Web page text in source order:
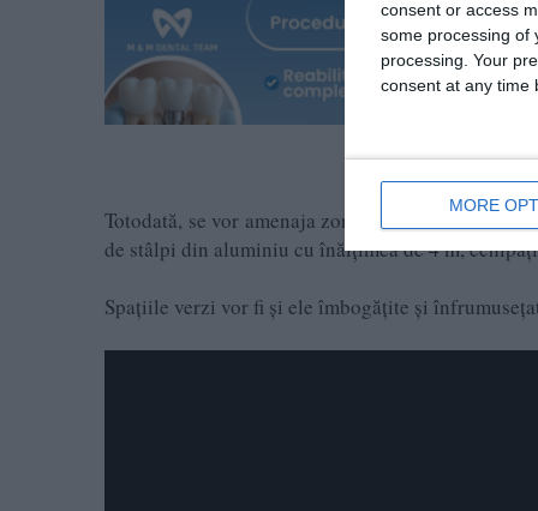
consent or access
some processing of
processing. Your
consent at any time
MORE
Totodată, se vor amenaja zone de recreere și
de stâlpi din aluminiu cu înălțimea de 4 m,
Spațiile verzi vor fi și ele îmbogățite și